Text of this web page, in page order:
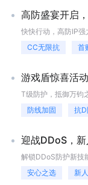
理员可以对堡垒机进
数据，避免数据丢
个备份节点，当主节
能很好地保障网络和
垒。随着技术的发展
选。
堡垒机的使用人员通
户。管理员最重要的
部，“策略管理”组件
责中转运维操作用户
行核查，核查依据便
合安全策略“应用代
标设备完成相应操作
时此次操作过程被提
记录到审计日志数据
由审计员登录堡垒机
相应日志记录并展示
高防盛宴开启
快快行动，高防IP
CC无限抗
首
游戏盾惊喜活
T级防护，抵御万钧
防线加固
抗
迎战DDoS，
解锁DDoS防护新技
安心之选
新